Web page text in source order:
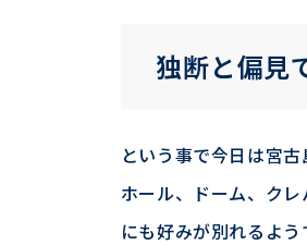
独断と偏見
という事で今日は宮
ホール、ドーム、ク
にも好みが別れるよ